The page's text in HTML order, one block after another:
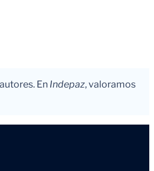
En Indepaz, valoramos